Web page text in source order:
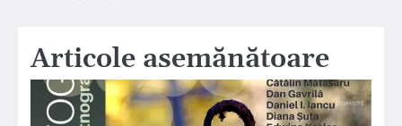
Articole asemănătoare